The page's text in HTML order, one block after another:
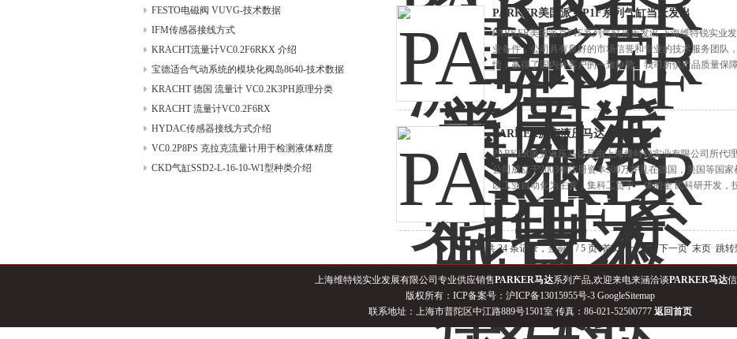
FESTO电磁阀 VUVG-技术数据
IFM传感器接线方式
KRACHT流量计VC0.2F6RKX 介绍
宝德适合气动系统的模块化阀岛8640-技术数据
KRACHT 德国 流量计 VC0.2K3PH原理分类
KRACHT 流量计VC0.2F6RX
HYDAC传感器接线方式介绍
VC0.2P8PS 克拉克流量计用于检测液体精度
CKD气缸SSD2-L-16-10-W1型种类介绍
PARKER美国派克P1F系列气缸当天发出
PARKER美国派克P1F系列气缸当天发出 上海维特锐实业
业备件，公司具有良好的市场信誉和专业的技术服务团队
情，赢得了国内外客户的一致称赞。我司所供产品质量保
来询价采购，维特锐竭诚为您服务！
PARKER派克液压马达
PARKER派克液压马达是由上海维特锐实业有限公司所代
公司成立于2003年注册资本500万并且在德国，美国等国
以工业自动化为主营，集科工贸于一体的全 民科研开发，
共 24 条记录，当前 1 / 5 页 首页 上一页下一页 末页 跳转
上海维特锐实业发展有限公司专业供应销售PARKER马达系列产品,欢迎来电来涵洽谈PARKER马达
版权所有：ICP备案号： 沪ICP备13015955号-3 GoogleSitemap
联系地址：上海市普陀区中江路889号1501室 传真：86-021-52500777 返回首页